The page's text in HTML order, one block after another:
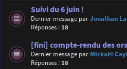
Suivi du 6 juin !
Dernier message parJonathan
Réponses : 18
[fini] compte-rendu des
Dernier message par Mickaël
Réponses : 18